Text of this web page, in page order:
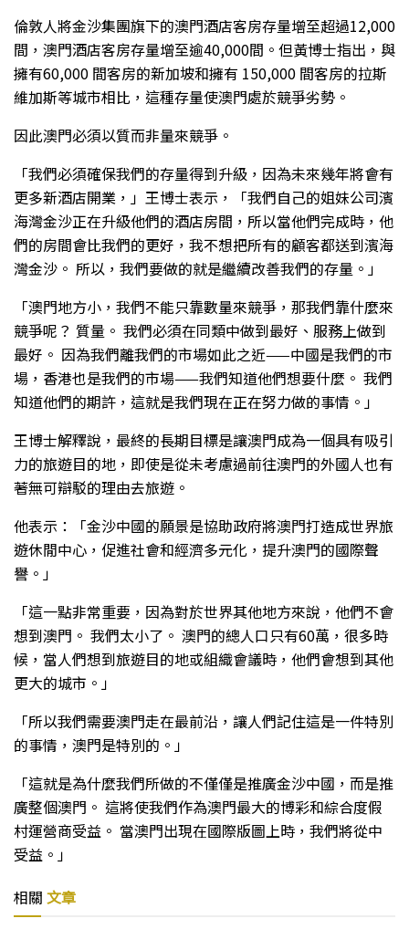
倫敦人將金沙集團旗下的澳門酒店客房存量增至超過12,000
間，澳門酒店客房存量增至逾40,000間。但黃博士指出，與
擁有60,000 間客房的新加坡和擁有 150,000 間客房的拉斯
維加斯等城市相比，這種存量使澳門處於競爭劣勢。
因此澳門必須以質而非量來競爭。
「我們必須確保我們的存量得到升級，因為未來幾年將會有
更多新酒店開業，」王博士表示，「我們自己的姐妹公司濱
海灣金沙正在升級他們的酒店房間，所以當他們完成時，他
們的房間會比我們的更好，我不想把所有的顧客都送到濱海
灣金沙。 所以，我們要做的就是繼續改善我們的存量。」
「澳門地方小，我們不能只靠數量來競爭，那我們靠什麼來
競爭呢？ 質量。 我們必須在同類中做到最好、服務上做到
最好。 因為我們離我們的市場如此之近——中國是我們的市
場，香港也是我們的市場——我們知道他們想要什麼。 我們
知道他們的期許，這就是我們現在正在努力做的事情。」
王博士解釋說，最終的長期目標是讓澳門成為一個具有吸引
力的旅遊目的地，即使是從未考慮過前往澳門的外國人也有
著無可辯駁的理由去旅遊。
他表示：「金沙中國的願景是協助政府將澳門打造成世界旅
遊休閒中心，促進社會和經濟多元化，提升澳門的國際聲
譽。」
「這一點非常重要，因為對於世界其他地方來說，他們不會
想到澳門。 我們太小了。 澳門的總人口只有60萬，很多時
候，當人們想到旅遊目的地或組織會議時，他們會想到其他
更大的城市。」
「所以我們需要澳門走在最前沿，讓人們記住這是一件特別
的事情，澳門是特別的。」
「這就是為什麼我們所做的不僅僅是推廣金沙中國，而是推
廣整個澳門。 這將使我們作為澳門最大的博彩和綜合度假
村運營商受益。 當澳門出現在國際版圖上時，我們將從中
受益。」
相關 文章